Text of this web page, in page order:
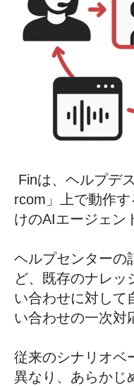
Finは、ヘルプデ
rcom」上で動作
けのAIエージェン
ヘルプセンターの
ど、既存のナレッ
い合わせに対して
い合わせの一次対
従来のシナリオベ
異なり、あらかじ